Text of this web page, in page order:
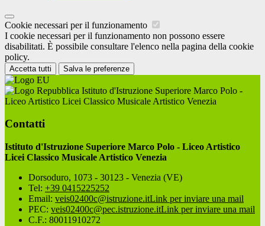
Cookie necessari per il funzionamento
I cookie necessari per il funzionamento non possono essere
disabilitati. È possibile consultare l'elenco nella pagina della cookie
policy.
Accetta tutti Salva le preferenze
Istituto d'Istruzione Superiore Marco Polo -
Liceo Artistico Licei Classico Musicale Artistico Venezia
Contatti
Istituto d'Istruzione Superiore Marco Polo - Liceo Artistico
Licei Classico Musicale Artistico Venezia
Dorsoduro, 1073 - 30123 - Venezia (VE)
Tel: +39 0415225252
Email: veis02400c@istruzione.itLink per inviare una mail
PEC: veis02400c@pec.istruzione.itLink per inviare una mail
C.F.: 80011910272